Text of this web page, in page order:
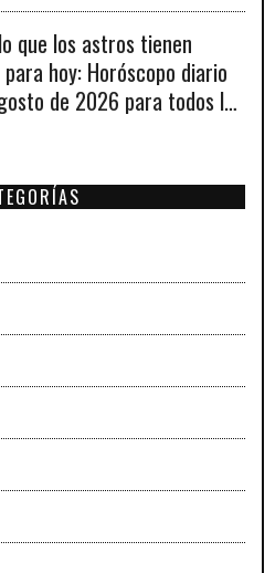
que los astros tienen
hoy: Horóscopo diario
de 2026 para todos los